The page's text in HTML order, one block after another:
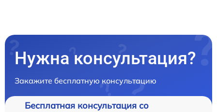
Нужна консультация?
Закажите бесплатную консультацию
Бесплатная консультация со